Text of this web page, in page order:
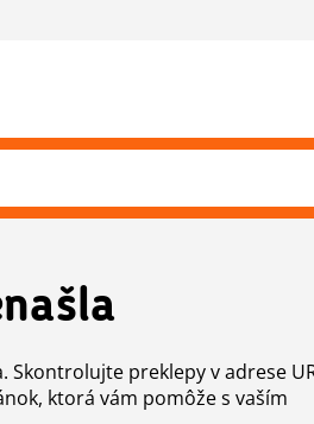
Skontrolujte preklepy v adrese
ktorá vám pomôže s vaším